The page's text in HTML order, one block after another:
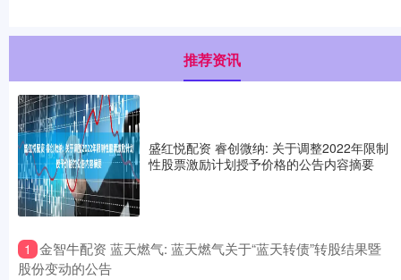
推荐资讯
盛红悦配资 睿创微纳: 关于调整2022年限制
性股票激励计划授予价格的公告内容摘要
1 ​金智牛配资 蓝天燃气: 蓝天燃气关于“蓝天转债”转股结果暨
股份变动的公告